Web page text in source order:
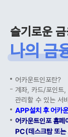
슬기로운
나의 금
어카운트인포란?
계좌, 카드/포인트,
관리할 수 있는 서
APP설치 후 어카
어카운트인포 홈
PC(데스크탑 또는